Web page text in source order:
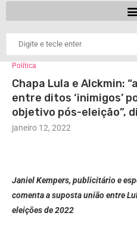
Política
Chapa Lula e Alckmin:
entre ditos ‘inimigos’
objetivo pós-eleição”,
janeiro 12, 2022
Janiel Kempers, publicitário e
comenta a suposta união entre
eleições de 2022